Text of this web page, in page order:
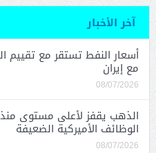
آخر الأخبار
أسعار النفط تستقر مع تقييم
مع إيران
08/07/2026
الذهب يقفز لأعلى مستوى
الوظائف الأميركية الضعيفة
08/07/2026